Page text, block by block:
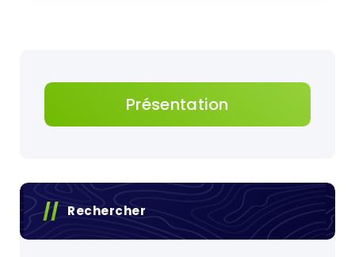
Présentation
Rechercher